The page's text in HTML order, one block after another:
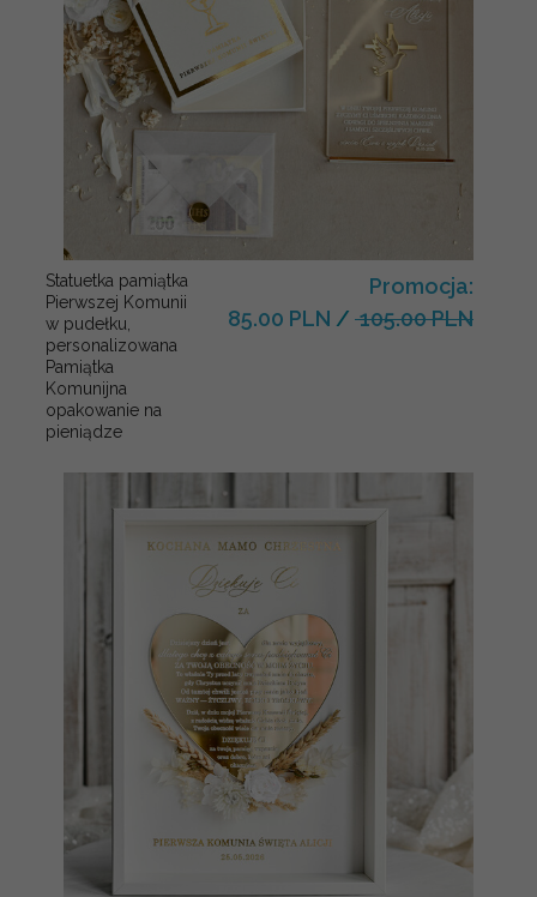
Statuetka pamiątka
Pierwszej Komunii
w pudełku,
personalizowana
Pamiątka
Komunijna
opakowanie na
pieniądze
Promocja:
85.00 PLN / 105.00 PLN